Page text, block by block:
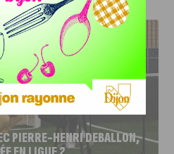
PIERRE-HENRI DEBALLON,